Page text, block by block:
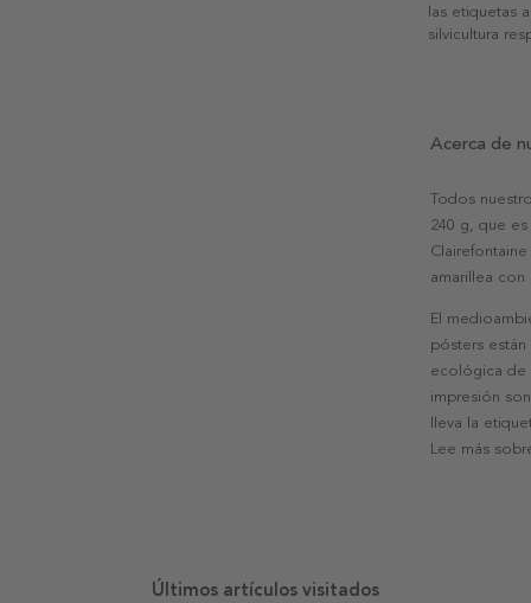
las etiquetas
silvicultura
Acerca de
Todos
240 g, que
amarillea
El
pósters
ecológica de
impresión
lleva la
Lee más
Últimos artículos visitados